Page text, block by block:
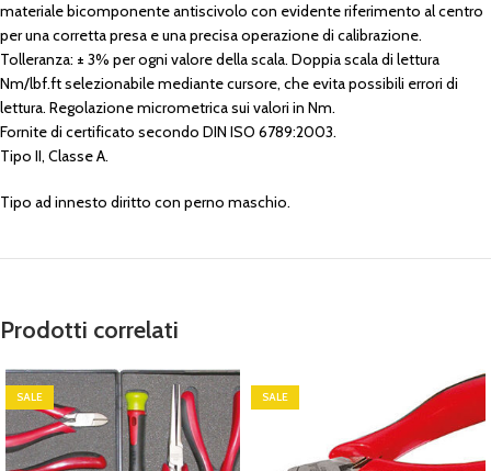
materiale bicomponente antiscivolo con evidente riferimento al centro
per una corretta presa e una precisa operazione di calibrazione.
Tolleranza: ± 3% per ogni valore della scala. Doppia scala di lettura
Nm/lbf.ft selezionabile mediante cursore, che evita possibili errori di
lettura. Regolazione micrometrica sui valori in Nm.
Fornite di certificato secondo DIN ISO 6789:2003.
Tipo II, Classe A.
Tipo ad innesto diritto con perno maschio.
Prodotti correlati
SALE SALE